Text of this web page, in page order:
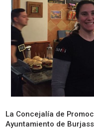
La Concejalía de
Ayuntamiento de